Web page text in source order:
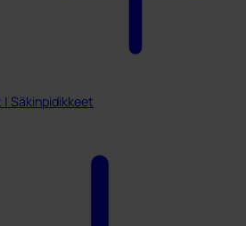
| Säkinpidikkeet